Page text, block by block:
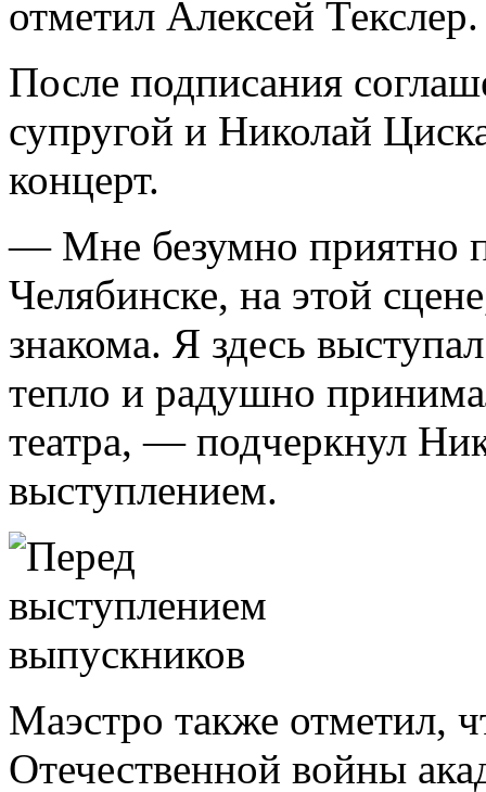
отметил Алексей Текслер.
После подписания
супругой и Николай
концерт.
— Мне безумно приятно
Челябинске, на этой
знакома. Я здесь
тепло и радушно
театра, — подчеркнул
выступлением.
Маэстро также отметил,
Отечественной войны